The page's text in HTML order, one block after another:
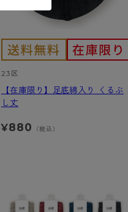
23区
【在庫限り】足底綿入り くるぶ
し丈
¥880 （税込）